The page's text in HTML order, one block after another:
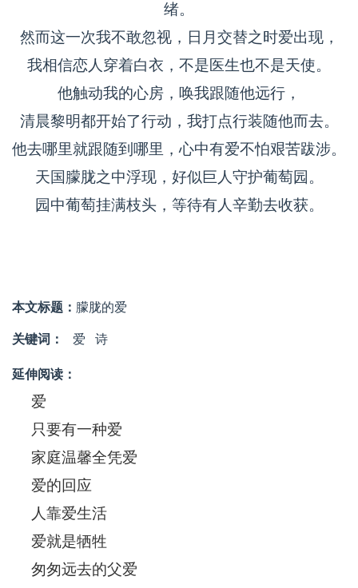
绪。
然而这一次我不敢忽视，日月交替之时爱出现，
我相信恋人穿着白衣，不是医生也不是天使。
他触动我的心房，唤我跟随他远行，
清晨黎明都开始了行动，我打点行装随他而去。
他去哪里就跟随到哪里，心中有爱不怕艰苦跋涉。
天国朦胧之中浮现，好似巨人守护葡萄园。
园中葡萄挂满枝头，等待有人辛勤去收获。
本文标题： 朦胧的爱
关键词： 爱 诗
延伸阅读：
爱
只要有一种爱
家庭温馨全凭爱
爱的回应
人靠爱生活
爱就是牺牲
匆匆远去的父爱